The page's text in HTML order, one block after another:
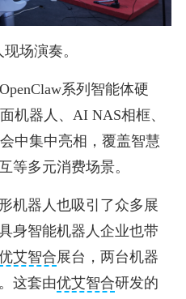
场演奏。
系列智能体硬
机器人、AI NAS相框、
中集中亮相，覆盖智慧
等多元消费场景。
机器人也吸引了众多展
身智能机器人企业也带
艾智合展台，两台机器
这套由优艾智合研发的